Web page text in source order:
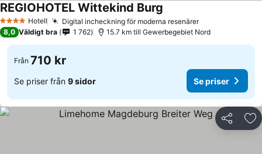
4 StjärnorHotell Digital incheckning för moderna resenärer
REGIOHOTEL Wittekind Burg
8,0 Väldigt bra 1 762 15.7 km till Gewerbegebiet Nord
Från 710 kr
Se priser från 9 sidor Se priser
Dela